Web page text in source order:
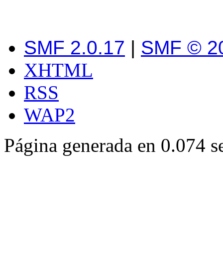
SMF 2.0.17 | SMF ©
XHTML
RSS
WAP2
Página generada en 0.074